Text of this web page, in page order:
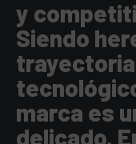
y
Siendo
marca es
delicado.